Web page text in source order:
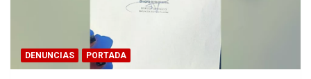
DENUNCIAS PORTADA